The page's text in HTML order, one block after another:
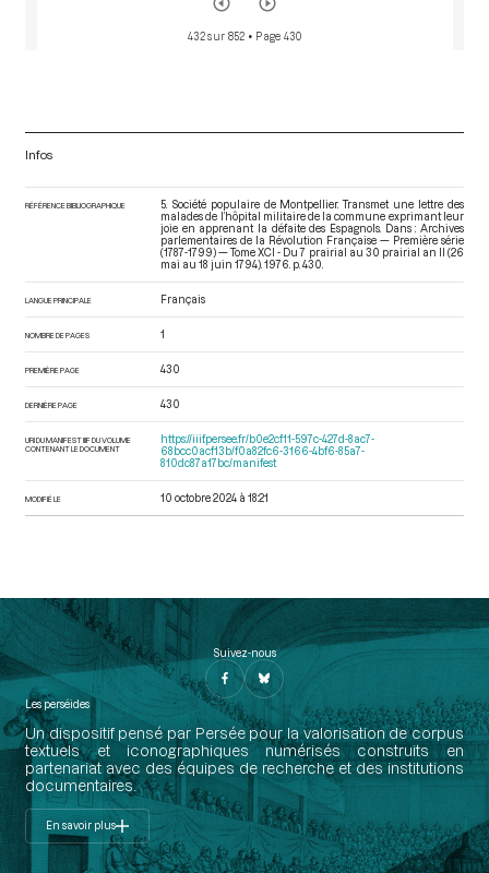
432 sur 852 • Page 430
Infos
RÉFÉRENCE BIBLIOGRAPHIQUE
5. Société populaire de Montpellier. Transmet une lettre des
malades de l’hôpital militaire de la commune exprimant leur
joie en apprenant la défaite des Espagnols. Dans : Archives
parlementaires de la Révolution Française — Première série
(1787-1799) — Tome XCI - Du 7 prairial au 30 prairial an II (26
mai au 18 juin 1794) . 1976. p. 430.
LANGUE PRINCIPALE Français
NOMBRE DE PAGES 1
PREMIÈRE PAGE 430
DERNIÈRE PAGE 430
URI DU MANIFEST IIIF DU VOLUME
CONTENANT LE DOCUMENT
https://iiif.persee.fr/b0e2cf11-597c-427d-8ac7-
68bcc0acf13b/f0a82fc6-3166-4bf6-85a7-
810dc87a17bc/manifest
MODIFIÉ LE 10 octobre 2024 à 18:21
Suivez-nous
Les perséides
Un dispositif pensé par Persée pour la valorisation de corpus
textuels et iconographiques numérisés construits en
partenariat avec des équipes de recherche et des institutions
documentaires.
En savoir plus